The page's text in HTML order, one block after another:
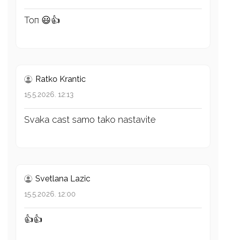
Топ 😃👍
Ratko Krantic
15.5.2026. 12:13
Svaka cast samo tako nastavite
Svetlana Lazic
15.5.2026. 12:00
👍👍